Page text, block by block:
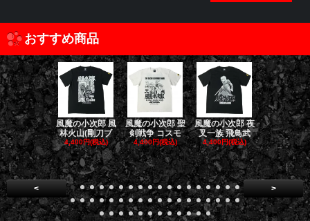
おすすめ商品
風魔の小次郎 風
林火山(剛刀ブ
4,400円(税込)
風魔の小次郎 聖
剣戦争 コスモ
4,400円(税込)
風魔の小次郎 夜
叉一族 飛鳥武
4,400円(税込)
風魔の小次
魔一族 竜
4,400円(税
< >